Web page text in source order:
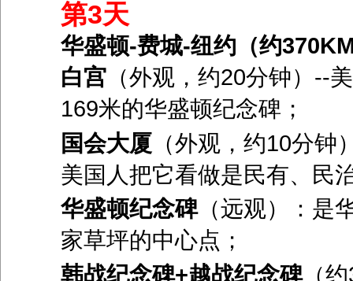
第3天
华盛顿-费城-纽约（约
白宫（外观，约20分钟）--
169米的华盛顿纪念碑；
国会大厦（外观，约10分钟
美国人把它看做是民有、民
华盛顿纪念碑（远观）：是
家草坪的中心点；
韩战纪念碑+越战纪念碑（